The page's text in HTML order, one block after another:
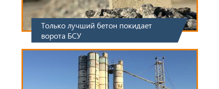
Только лучший бетон покидает
ворота БСУ